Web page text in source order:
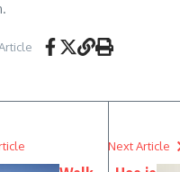
Next Article